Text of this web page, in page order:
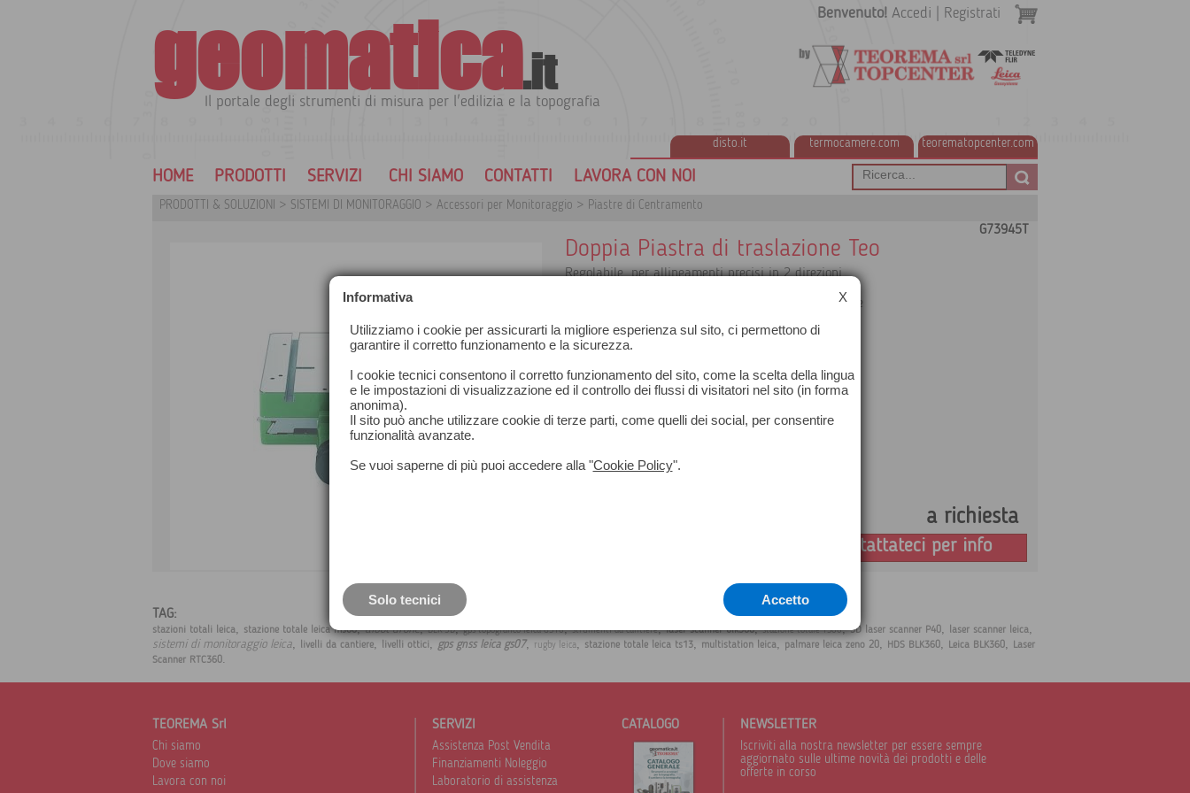
geomatica.it
Il portale degli strumenti di misura per l'edilizia e la topografia
disto.it termocamere.com teorematopcenter.com
Benvenuto! Accedi Registrati
HOME PRODOTTI SERVIZI CHI SIAMO CONTATTI LAVORA CON NOI
PRODOTTI & SOLUZIONI > SISTEMI DI MONITORAGGIO > Accessori per Monitoraggio > Piastre di Centramento
G73945T
Doppia Piastra di traslazione Teo
Regolabile, per allineamenti precisi in 2 direzioni
Può essere adattata su treppiede, supporti e colonne
Dimensioni: 200x200 mm
Altezza: 75 mm
Movimento Y: 74 mm
Passaggi di divisione: 0,05 mm
a richiesta
Contattateci per info
TAG:
stazioni totali leica, stazione totale leica ms60,aibot drone,BLK 3D,gps topografico leica GS16,strumenti da cantiere,laser scanner blk360,stazione totale TS60,3D laser scanner P40, laser scanner leica,
sistemi di monitoraggio leica, livelli da cantiere, livelli ottici, gps gnss leica gs07, rugby leica, stazione totale leica ts13, multistation leica, palmare leica zeno 20, HDS BLK360, Leica BLK360,
Laser
Scanner RTC360.
TEOREMA Srl
Chi siamo
Dove siamo
Lavora con noi
SERVIZI
Assistenza Post Vendita
Finanziamenti Noleggio
Laboratorio di assistenza
CATALOGO NEWSLETTER
Iscriviti alla nostra newsletter per essere sempre
aggiornato sulle ultime novità dei prodotti e delle
offerte in corso
Informativa X
Utilizziamo i cookie per assicurarti la migliore esperienza sul sito, ci permettono di
garantire il corretto funzionamento e la sicurezza.
I cookie tecnici consentono il corretto funzionamento del sito, come la scelta della lingua
e le impostazioni di visualizzazione ed il controllo dei flussi di visitatori nel sito (in forma
anonima).
Il sito può anche utilizzare cookie di terze parti, come quelli dei social, per consentire
funzionalità avanzate.
Se vuoi saperne di più puoi accedere alla "Cookie Policy".
Solo tecnici Accetto